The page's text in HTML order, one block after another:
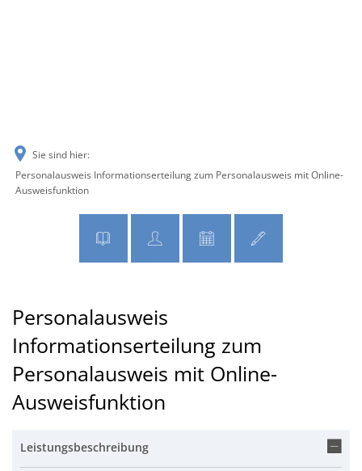
Sie sind hier:
Personalausweis Informationserteilung zum Personalausweis mit Online-
Ausweisfunktion
Personalausweis
Informationserteilung zum
Personalausweis mit Online-
Ausweisfunktion
Leistungsbeschreibung